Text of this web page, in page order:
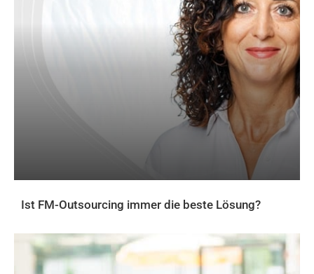
Ist FM-Outsourcing immer die beste Lösung?